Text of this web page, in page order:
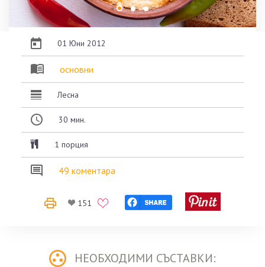
01 Юни 2012
основни
Лесна
30 мин.
1 порция
49 коментара
151
НЕОБХОДИМИ СЪСТАВКИ: